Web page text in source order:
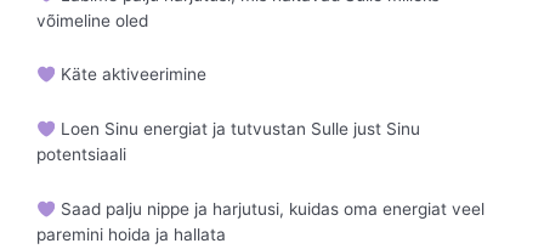
võimeline oled
Käte aktiveerimine
Loen Sinu energiat ja tutvustan Sulle just Sinu
potentsiaali
Saad palju nippe ja harjutusi, kuidas oma energiat veel
paremini hoida ja hallata